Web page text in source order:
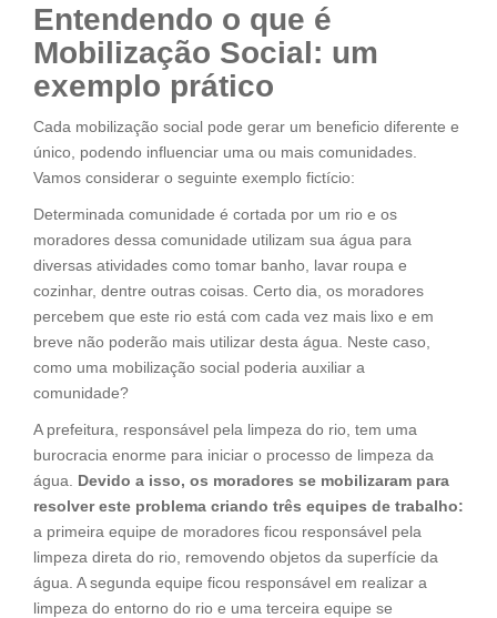
Entendendo o que é
Mobilização Social: um
exemplo prático
Cada mobilização social pode gerar um beneficio diferente e
único, podendo influenciar uma ou mais comunidades.
Vamos considerar o seguinte exemplo fictício:
Determinada comunidade é cortada por um rio e os
moradores dessa comunidade utilizam sua água para
diversas atividades como tomar banho, lavar roupa e
cozinhar, dentre outras coisas. Certo dia, os moradores
percebem que este rio está com cada vez mais lixo e em
breve não poderão mais utilizar desta água. Neste caso,
como uma mobilização social poderia auxiliar a
comunidade?
A prefeitura, responsável pela limpeza do rio, tem uma
burocracia enorme para iniciar o processo de limpeza da
água. Devido a isso, os moradores se mobilizaram para
resolver este problema criando três equipes de trabalho:
a primeira equipe de moradores ficou responsável pela
limpeza direta do rio, removendo objetos da superfície da
água. A segunda equipe ficou responsável em realizar a
limpeza do entorno do rio e uma terceira equipe se